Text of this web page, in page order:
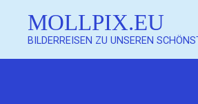
MOLLPIX.EU
BILDERREISEN ZU UNSEREN